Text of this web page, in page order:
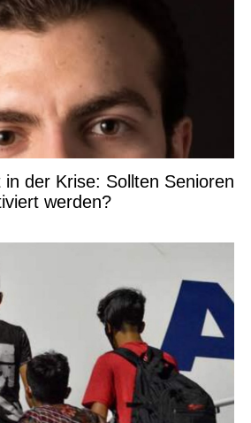
der Krise: Sollten Senioren
werden?